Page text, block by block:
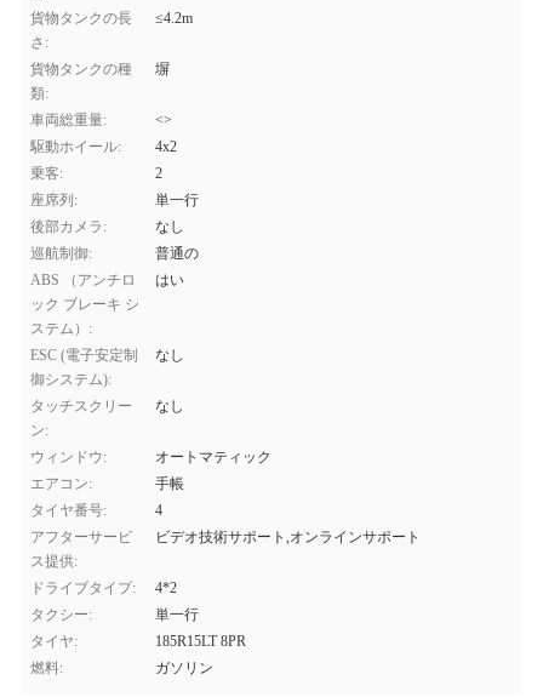
貨物タンクの長
さ:
≤4.2m
貨物タンクの種
類:
塀
車両総重量:
<>
駆動ホイール:
4x2
乗客:
2
座席列:
単一行
後部カメラ:
なし
巡航制御:
普通の
ABS （アンチロ
ック ブレーキ シ
ステム）:
はい
ESC (電子安定制
御システム):
なし
タッチスクリー
ン:
なし
ウィンドウ:
オートマティック
エアコン:
手帳
タイヤ番号:
4
アフターサービ
ス提供:
ビデオ技術サポート,オンラインサポート
ドライブタイプ:
4*2
タクシー:
単一行
タイヤ:
185R15LT 8PR
燃料:
ガソリン